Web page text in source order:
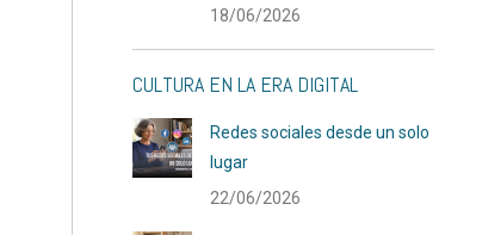
18/06/2026
CULTURA EN LA ERA DIGITAL
Redes sociales desde un solo
lugar
22/06/2026